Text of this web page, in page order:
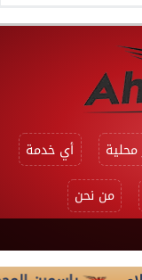
محلية
أي خدمة
من نحن